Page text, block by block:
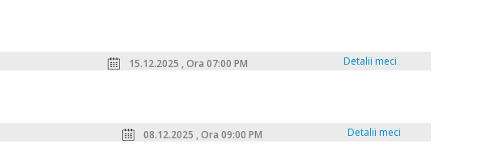
15.12.2025 , Ora 07:00 PM Detalii meci
08.12.2025 , Ora 09:00 PM Detalii meci